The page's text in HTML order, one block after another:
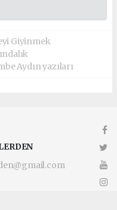
Giyinmek
Aydın yazıları